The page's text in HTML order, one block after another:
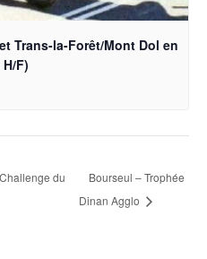
Trans-la-Forêt/Mont Dol en
F)
du
Bourseul – Trophée
Dinan Agglo